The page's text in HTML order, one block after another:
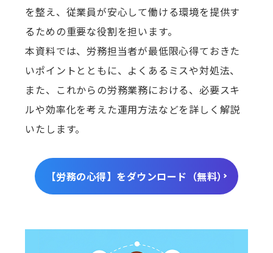
を整え、従業員が安心して働ける環境を提供す
るための重要な役割を担います。
本資料では、労務担当者が最低限心得ておきた
いポイントとともに、よくあるミスや対処法、
また、これからの労務業務における、必要スキ
ルや効率化を考えた運用方法などを詳しく解説
いたします。
【労務の心得】をダウンロード（無料）